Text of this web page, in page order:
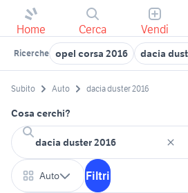
Home Cerca Vendi
Ricerche opel corsa 2016 dacia
Subito Auto dacia duster 2016
Cosa cerchi?
Auto Filtri